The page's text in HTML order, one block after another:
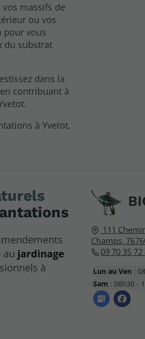
massifs de
ou vos
pour vous
du substrat
dans la
contribuant à
à Yvetot,
au jardinage
à
111
Champs,
09 70 35 72
Lun au Ven :
Sam : 08h30 -